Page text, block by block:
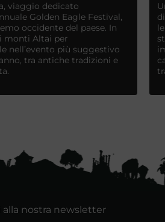
viaggio dedicato
Golden Eagle Festival,
occidente del paese. In
monti Altai per
nell’evento più suggestivo
tra antiche tradizioni e
alla nostra newsletter